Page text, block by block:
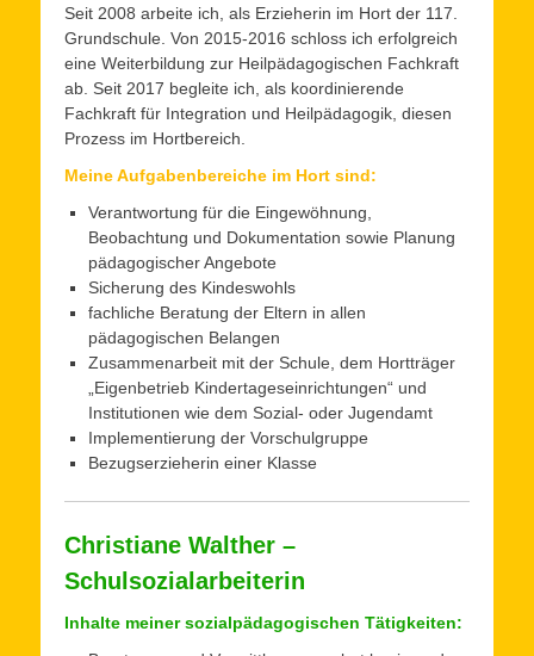
Seit 2008 arbeite ich, als Erzieherin im Hort der 117.
Grundschule. Von 2015-2016 schloss ich erfolgreich
eine Weiterbildung zur Heilpädagogischen Fachkraft
ab. Seit 2017 begleite ich, als koordinierende
Fachkraft für Integration und Heilpädagogik, diesen
Prozess im Hortbereich.
Meine Aufgabenbereiche im Hort sind:
Verantwortung für die Eingewöhnung,
Beobachtung und Dokumentation sowie Planung
pädagogischer Angebote
Sicherung des Kindeswohls
fachliche Beratung der Eltern in allen
pädagogischen Belangen
Zusammenarbeit mit der Schule, dem Hortträger
„Eigenbetrieb Kindertageseinrichtungen“ und
Institutionen wie dem Sozial- oder Jugendamt
Implementierung der Vorschulgruppe
Bezugserzieherin einer Klasse
Christiane Walther –
Schulsozialarbeiterin
Inhalte meiner sozialpädagogischen Tätigkeiten: